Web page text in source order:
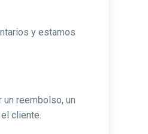
y estamos
reembolso, un
cliente.